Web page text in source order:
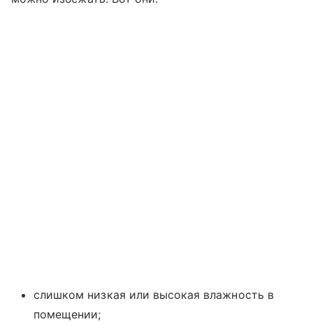
слишком низкая или высокая влажность в
помещении;